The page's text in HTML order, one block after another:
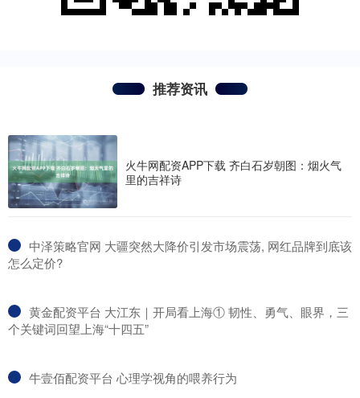
推荐资讯
火牛网配资APP下载 齐白石岁朝图：烟火气
里的吉祥诗
​中泽策略官网 大疆突然大降价引发市场震荡, 网红品牌到底该
怎么定价?
​黄金配资平台 大江东｜开局看上海① 韧性、勇气、眼界，三
个关键词回望上海“十四五”
​牛壹佰配资平台 心理学视角的喂养行为